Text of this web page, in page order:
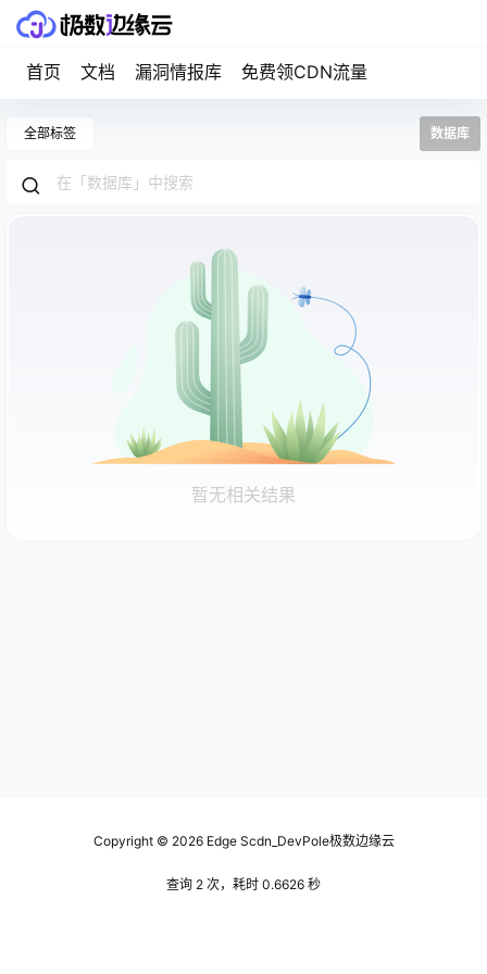
首页 文档 漏洞情报库 免费领CDN流量
全部标签 数据库
暂无相关结果
Copyright © 2026Edge Scdn_DevPole极数边缘云
查询 2 次，耗时 0.6626 秒